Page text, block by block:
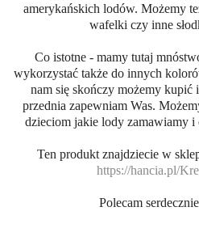
amerykańskich lodów. Możemy
wafelki czy inne
Co istotne - mamy tutaj
wykorzystać także do innych
nam się skończy możemy kupić
przednia zapewniam Was.
dzieciom jakie lody zamawiamy
Ten produkt znajdziecie w
https://hancia.pl/
Polecam